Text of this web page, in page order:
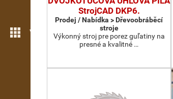
Více možností
StrojCAD DKP6.
Prodej / Nabídka > Dřevoobráběcí
stroje
Výkonný stroj pre porez guľatiny na
presné a kvalitné …